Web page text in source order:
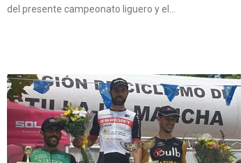
del presente campeonato liguero y el…